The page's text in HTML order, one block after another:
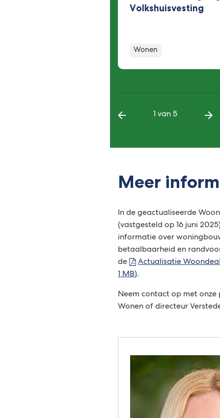
Volkshuisvesting
Wonen
1 van 5
Meer
In de geactualiseerde
(vastgesteld op 16 juni
informatie over
betaalbaarheid en
de
Actualisatie
1 MB).
Neem contact op met
Wonen of directeur